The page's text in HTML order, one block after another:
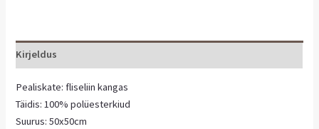
Kirjeldus
Pealiskate: fliseliin kangas
Täidis: 100% polüesterkiud
Suurus: 50x50cm